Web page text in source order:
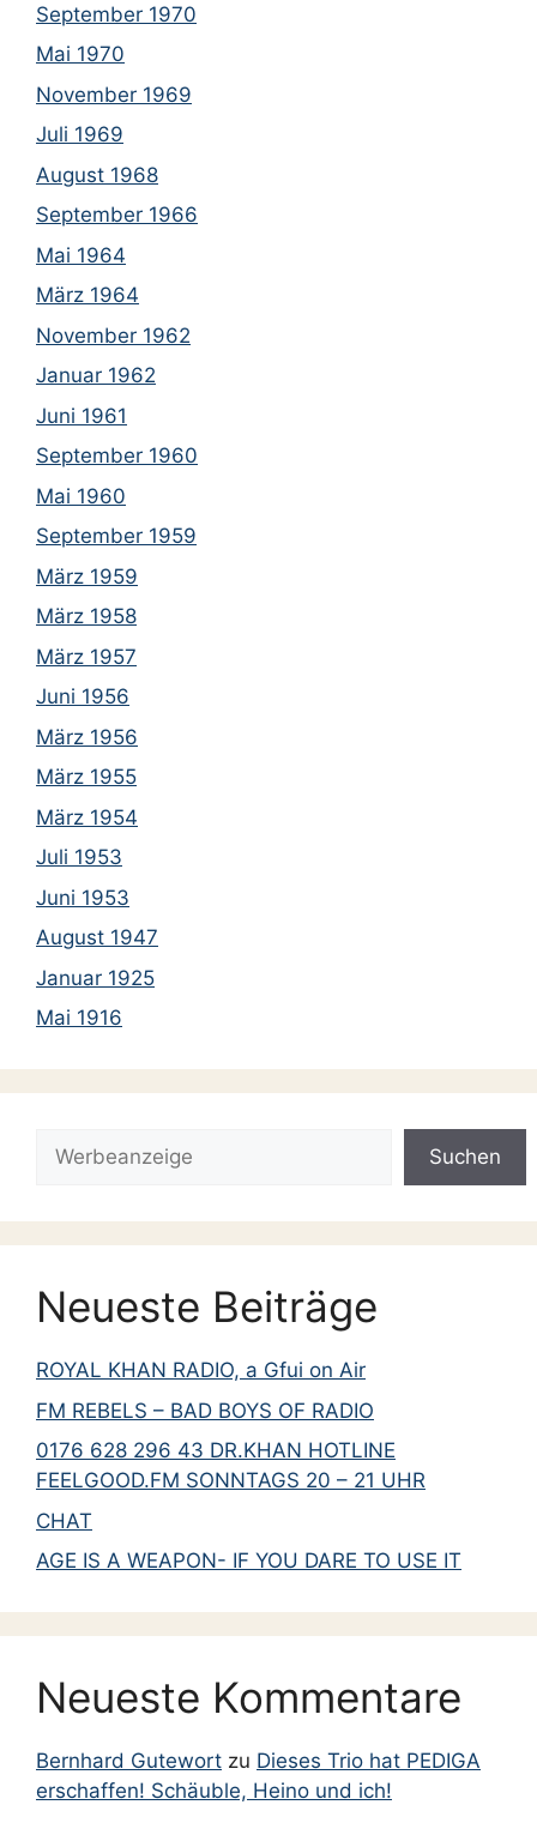
September 1970
Mai 1970
November 1969
Juli 1969
August 1968
September 1966
Mai 1964
März 1964
November 1962
Januar 1962
Juni 1961
September 1960
Mai 1960
September 1959
März 1959
März 1958
März 1957
Juni 1956
März 1956
März 1955
März 1954
Juli 1953
Juni 1953
August 1947
Januar 1925
Mai 1916
Suchen
Suchen
Neueste Beiträge
ROYAL KHAN RADIO, a Gfui on Air
FM REBELS – BAD BOYS OF RADIO
0176 628 296 43 DR.KHAN HOTLINE
FEELGOOD.FM SONNTAGS 20 – 21 UHR
CHAT
AGE IS A WEAPON- IF YOU DARE TO USE IT
Neueste Kommentare
Bernhard Gutewort zu Dieses Trio hat PEDIGA
erschaffen! Schäuble, Heino und ich!